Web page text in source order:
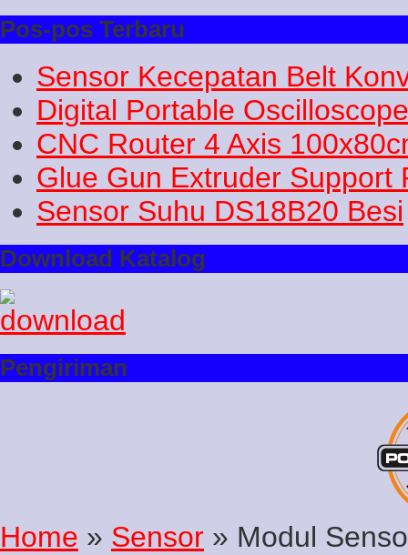
Pos-pos Terbaru
Sensor Kecepatan Belt
Digital Portable
CNC Router 4 Axis
Glue Gun Extruder Support
Sensor Suhu DS18B20 Besi
Download Katalog
Pengiriman
Home » Sensor » Modul